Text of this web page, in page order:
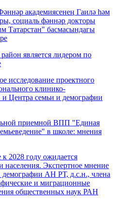
академиясенең Гаилә һәм
социаль фәннәр докторы
Татарстан" басмасындагы
является лидером по
исследование проектного
клинико-
и Центра семьи и демографии
приемной ВПП "Единая
в школе: мнения
2028 году ожидается
населения. Экспертное мнение
демографии АН РТ, д.с.н., члена
и миграционные
общественных наук РАН